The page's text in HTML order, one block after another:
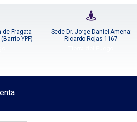
de Fragata
YPF)
Sede Dr. Jorge Daniel Amena:
Ricardo Rojas 1167